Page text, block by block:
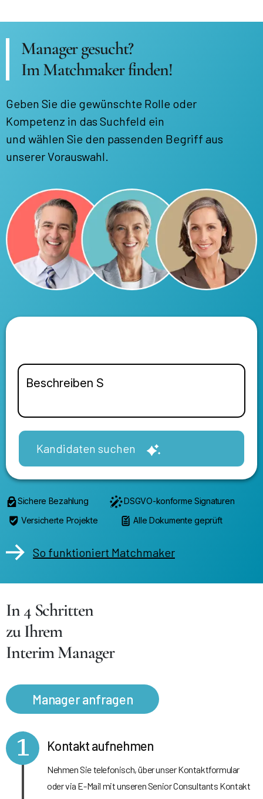
Manager gesucht?
Im Matchmaker finden!
Geben Sie die gewünschte Rolle oder
Kompetenz in das Suchfeld ein
und wählen Sie den passenden Begriff aus
unserer Vorauswahl.
Kandidaten suchen
Sichere Bezahlung
DSGVO-konforme Signaturen
Versicherte Projekte
Alle Dokumente geprüft
So funktioniert Matchmaker
In 4 Schritten
zu Ihrem
Interim Manager
Manager anfragen
1 Kontakt aufnehmen
Nehmen Sie telefonisch, über unser Kontaktformular
oder via E-Mail mit unseren Senior Consultants Kontakt